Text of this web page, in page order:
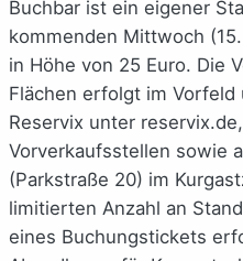
Buchbar ist ein eigener
kommenden Mittwoch
in Höhe von 25 Euro. Die
Flächen erfolgt im
Reservix unter
Vorverkaufsstellen sowie
(Parkstraße 20) im
limitierten Anzahl an
eines Buchungstickets